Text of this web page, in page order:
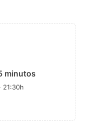
minutos
21:30h